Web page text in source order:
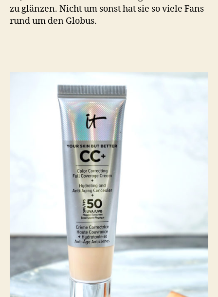
zu glänzen. Nicht um sonst hat sie so viele Fans
rund um den Globus.